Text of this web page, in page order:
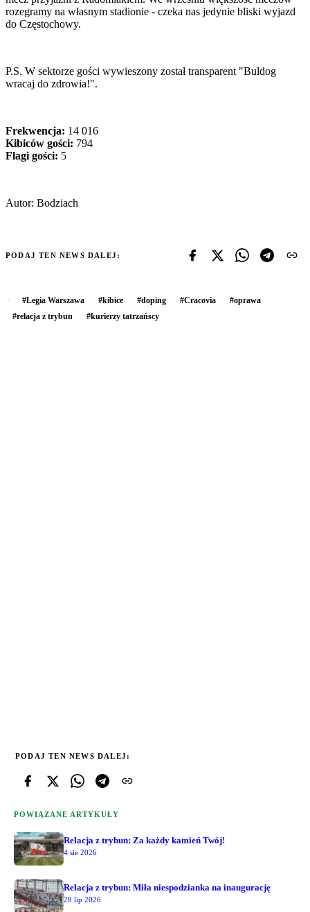
rozegramy na własnym stadionie - czeka nas jedynie bliski wyjazd
do Częstochowy.
P.S. W sektorze gości wywieszony został transparent "Buldog
wracaj do zdrowia!".
Frekwencja: 14 016
Kibiców gości: 794
Flagi gości: 5
Autor: Bodziach
PODAJ TEN NEWS DALEJ:
#Legia Warszawa #kibice #doping #Cracovia #oprawa
#relacja z trybun #kurierzy tatrzańscy
PODAJ TEN NEWS DALEJ:
POWIĄZANE ARTYKUŁY
Relacja z trybun: Za każdy kamień Twój!
4 sie 2026
Relacja z trybun: Miła niespodzianka na inaugurację
28 lip 2026